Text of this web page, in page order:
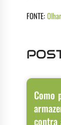
FONTE:
Como
contra